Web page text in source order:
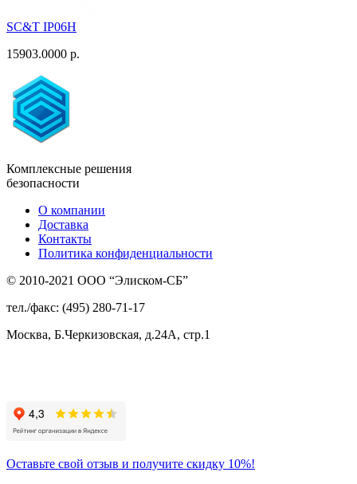
SC&T IP06H
15903.0000 р.
Комплексные решения
безопасности
О компании
Доставка
Контакты
Политика конфиденциальности
© 2010-2021 ООО “Элиском-СБ”
тел./факс: (495) 280-71-17
Москва, Б.Черкизовская, д.24А, стр.1
Оставьте свой отзыв и получите скидку 10%!